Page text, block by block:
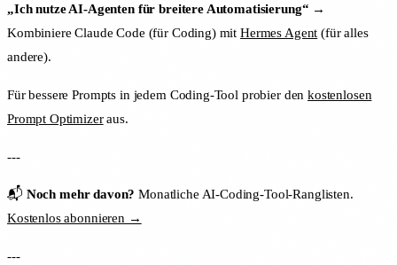
„Ich nutze AI-Agenten für breitere Automatisierung“ →
Kombiniere Claude Code (für Coding) mitHermes Agent (für alles
andere).
Für bessere Prompts in jedem Coding-Tool probier denkostenlosen
Prompt Optimizeraus.
---
📬 Noch mehr davon? Monatliche AI-Coding-Tool-Ranglisten.
Kostenlos abonnieren →
---